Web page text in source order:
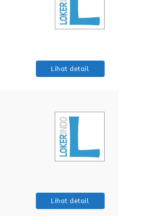
Lihat detail
Lihat detail